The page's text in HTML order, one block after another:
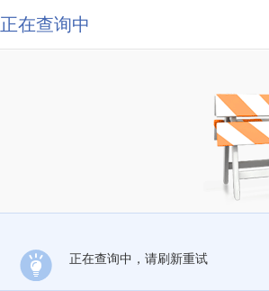
正在查询中
正在查询中，请刷新重试